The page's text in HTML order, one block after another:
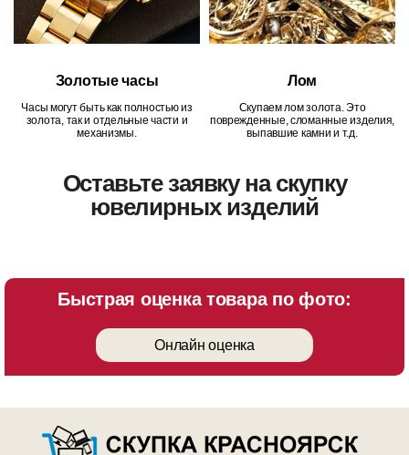
Золотые часы
Часы могут быть как полностью из
золота, так и отдельные части и
механизмы.
Лом
Скупаем лом золота. Это
поврежденные, сломанные изделия,
выпавшие камни и т.д.
Оставьте заявку на скупку
ювелирных изделий
Быстрая оценка товара по фото:
Онлайн оценка